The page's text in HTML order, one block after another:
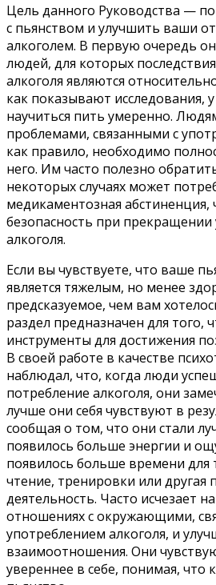
Цель данного Руководства —
с пьянством и улучшить ваши
алкоголем. В первую очередь
людей, для которых
алкоголя являются
как показывают исследования,
научиться пить умеренно.
проблемами, связанными с
как правило, необходимо
него. Им часто полезно
некоторых случаях может
медикаментозная абстиненция,
безопасность при прекращении
алкоголя.
Если вы чувствуете, что ваше
является тяжелым, но менее
предсказуемое, чем вам
раздел предназначен для того,
инструменты для достижения
В своей работе в качестве
наблюдал, что, когда люди
потребление алкоголя, они
лучше они себя чувствуют в
сообщая о том, что они стали
появилось больше энергии и
появилось больше времени для
чтение, тренировки или другая
деятельность. Часто исчезает
отношениях с окружающими,
употреблением алкоголя, и
взаимоотношения. Они
увереннее в себе, понимая, что